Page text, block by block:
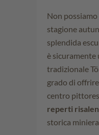
Non
stagione
splendida
è
tradizionale
grado di
centro
reperti
storica